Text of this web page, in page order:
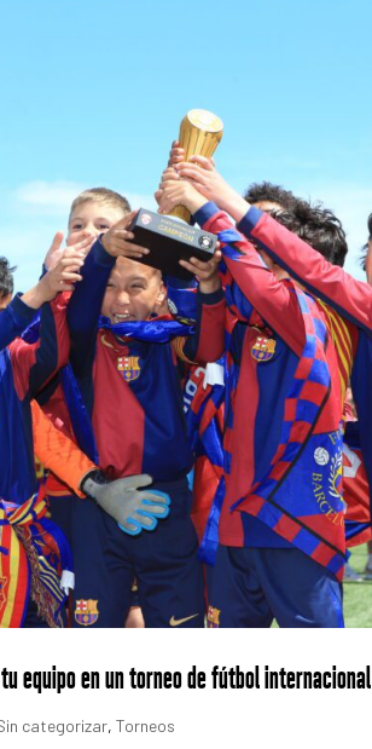
equipo en un torneo de fútbol internacional
categorizar,Torneos